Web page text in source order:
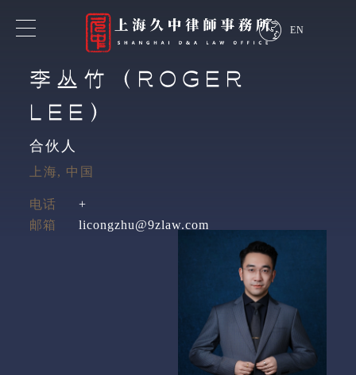
李丛竹（ROGER
LEE）
合伙人
上海, 中国
电话
+
邮箱
licongzhu@9zlaw.com
EN
专业领域
探索我们的专业知识